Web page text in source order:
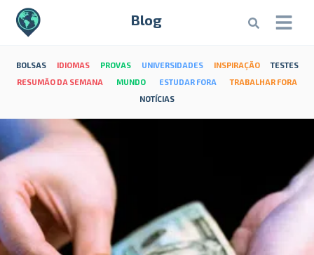
Blog
BOLSAS IDIOMAS PROVAS UNIVERSIDADES INSPIRAÇÃO
TESTES
RESUMÃO DA SEMANA
MUNDO ESTUDAR FORA
TRABALHAR FORA
NOTÍCIAS